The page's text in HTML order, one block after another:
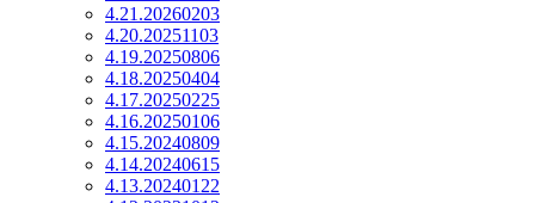
4.21.20260203
4.20.20251103
4.19.20250806
4.18.20250404
4.17.20250225
4.16.20250106
4.15.20240809
4.14.20240615
4.13.20240122